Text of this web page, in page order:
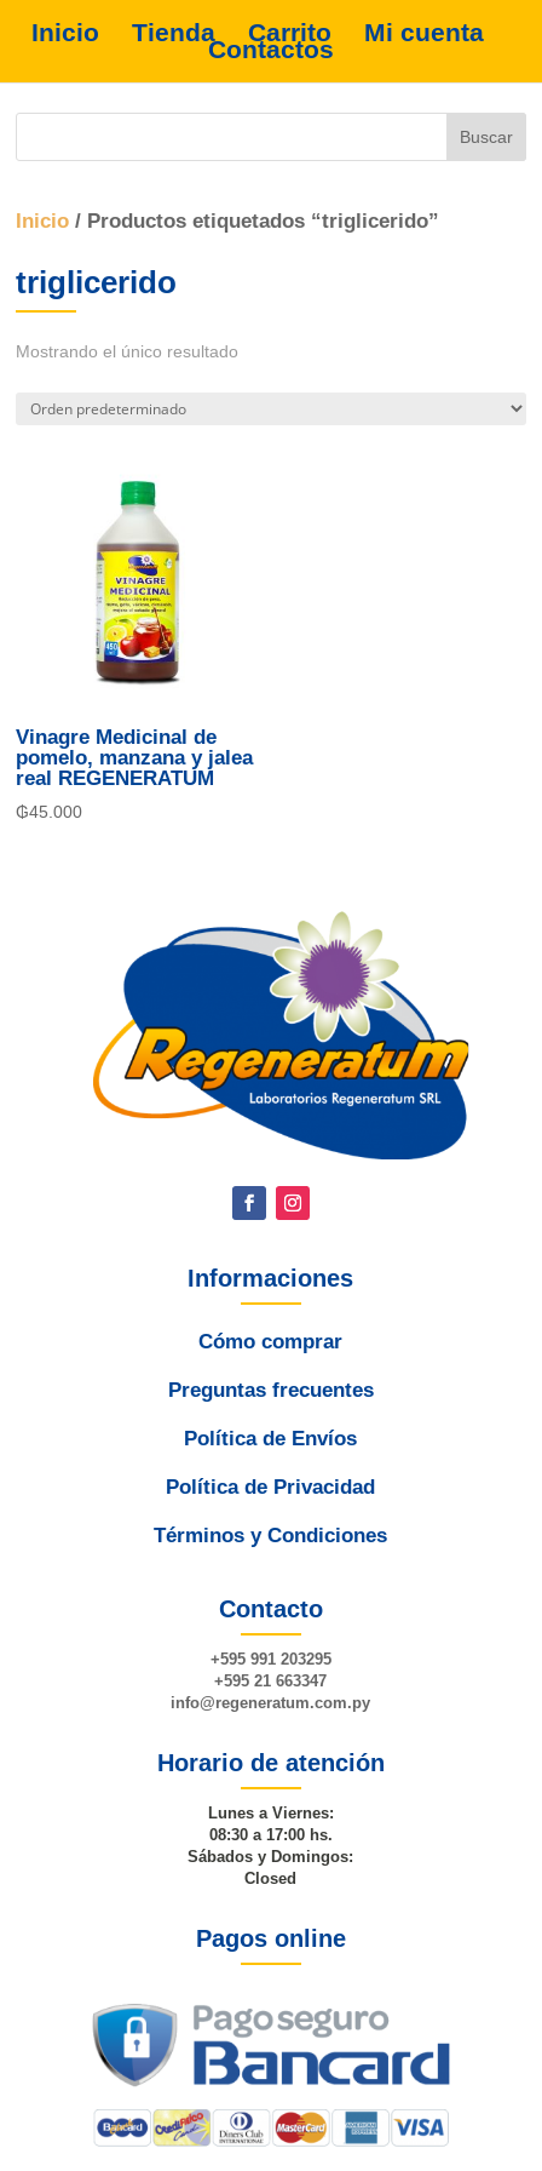
Inicio Tienda Carrito Mi cuenta
Contactos
Inicio / Productos etiquetados “triglicerido”
triglicerido
Mostrando el único resultado
Vinagre Medicinal de
pomelo, manzana y jalea
real REGENERATUM
₲45.000
Informaciones
Cómo comprar
Preguntas frecuentes
Política de Envíos
Política de Privacidad
Términos y Condiciones
Contacto
+595 991 203295
+595 21 663347
info@regeneratum.com.py
Horario de atención
Lunes a Viernes:
08:30 a 17:00 hs.
Sábados y Domingos:
Closed
Pagos online